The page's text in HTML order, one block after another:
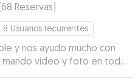
68 Reservas)
8 Usuarios recurrentes
y nos ayudo mucho con
mando video y foto en todo
seguro”